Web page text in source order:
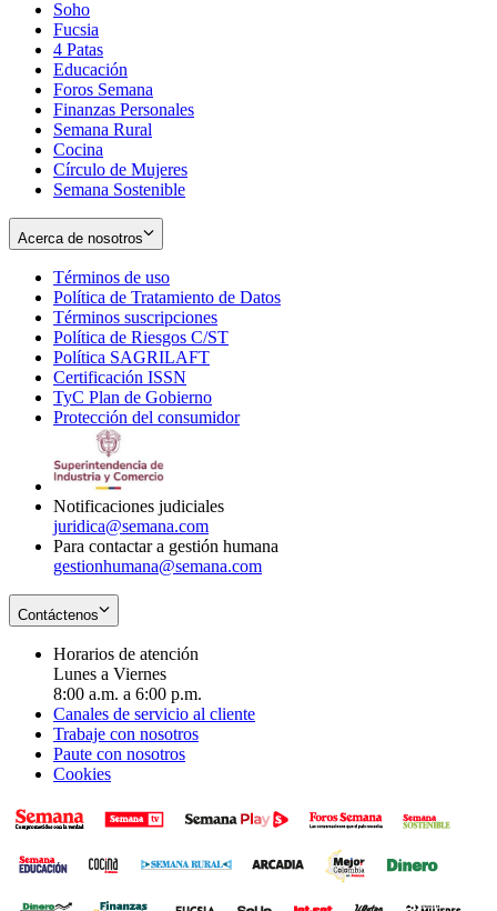
Soho
in
new
window
Fucsia
in
new
window
4 Patas
Educación
Foros Semana
Finanzas Personales
Semana Rural
Cocina
Círculo de Mujeres
Semana Sostenible
Acerca de nosotros
Términos de uso
in
new
window
Política de Tratamiento de Datos
Términos suscripciones
in
Política de Riesgos C/ST
Política SAGRILAFT
new
window
Certificación ISSN
in
new
TyC Plan de Gobierno
in
Protección del consumidorOpens
Notificaciones judiciales
juridica@semana.com
Para contactar a gestión humana
gestionhumana@semana.com
Contáctenos
Horarios de atención
Lunes a Viernes
8:00 a.m. a 6:00 p.m.
Canales de servicio al cliente
Trabaje con nosotros
Paute con nosotros
Cookies